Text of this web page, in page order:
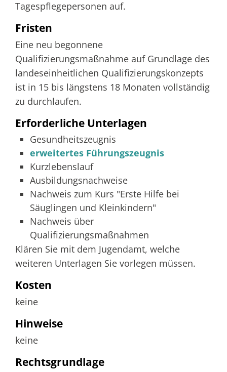
Tagespflegepersonen auf.
Fristen
Eine neu begonnene
Qualifizierungsmaßnahme auf Grundlage des
landeseinheitlichen Qualifizierungskonzepts
ist in 15 bis längstens 18 Monaten vollständig
zu durchlaufen.
Erforderliche Unterlagen
Gesundheitszeugnis
erweitertes Führungszeugnis
Kurzlebenslauf
Ausbildungsnachweise
Nachweis zum Kurs "Erste Hilfe bei
Säuglingen und Kleinkindern"
Nachweis über
Qualifizierungsmaßnahmen
Klären Sie mit dem Jugendamt, welche
weiteren Unterlagen Sie vorlegen müssen.
Kosten
keine
Hinweise
keine
Rechtsgrundlage